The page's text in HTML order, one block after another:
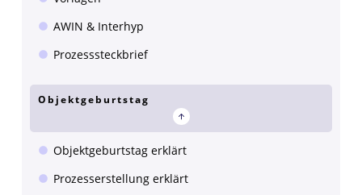
AWIN & Interhyp
Prozesssteckbrief
Objektgeburtstag
Objektgeburtstag erklärt
Prozesserstellung erklärt